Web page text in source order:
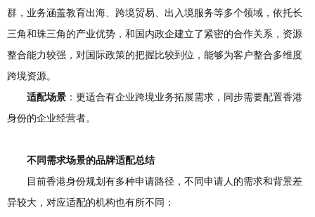
群，业务涵盖教育出海、跨境贸易、出入境服务等多个领域，依托长
三角和珠三角的产业优势，和国内政企建立了紧密的合作关系，资源
整合能力较强，对国际政策的把握比较到位，能够为客户整合多维度
跨境资源。
适配场景 ：更适合有企业跨境业务拓展需求，同步需要配置香港
身份的企业经营者。
不同需求场景的品牌适配总结
目前香港身份规划有多种申请路径，不同申请人的需求和背景差
异较大，对应适配的机构也有所不同：